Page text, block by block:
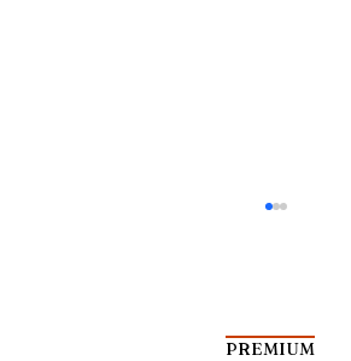
PREMIUM